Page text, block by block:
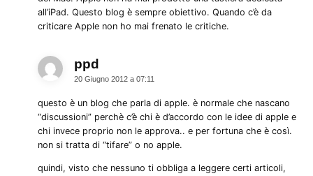
all’iPad. Questo blog è sempre obiettivo. Quando c’è da
criticare Apple non ho mai frenato le critiche.
ppd
20 Giugno 2012 a 07:11
questo è un blog che parla di apple. è normale che nascano
“discussioni” perchè c’è chi è d’accordo con le idee di apple e
chi invece proprio non le approva.. e per fortuna che è così.
non si tratta di “tifare” o no apple.
quindi, visto che nessuno ti obbliga a leggere certi articoli,